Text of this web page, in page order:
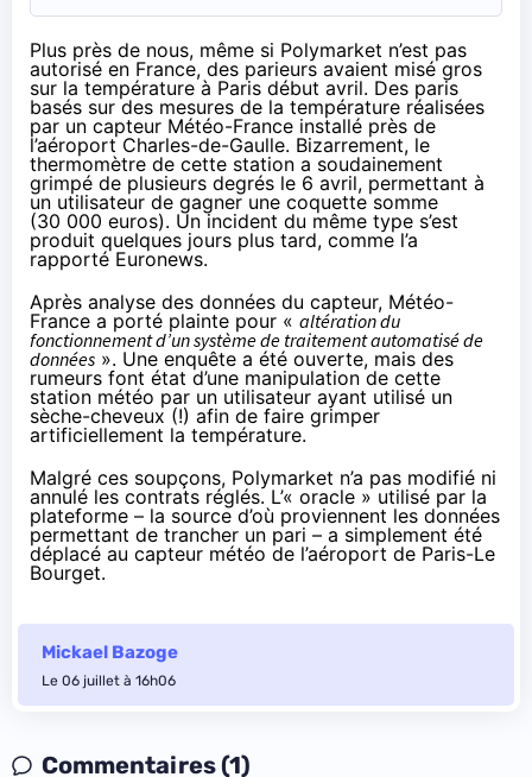
Plus près de nous, même si Polymarket n’est pas
autorisé en France, des parieurs avaient misé gros
sur la température à Paris début avril. Des paris
basés sur des mesures de la température réalisées
par un capteur Météo-France installé près de
l’aéroport Charles-de-Gaulle. Bizarrement, le
thermomètre de cette station a soudainement
grimpé de plusieurs degrés le 6 avril, permettant à
un utilisateur de gagner une coquette somme
(30 000 euros). Un incident du même type s’est
produit quelques jours plus tard, comme l’a
rapporté Euronews.
Après analyse des données du capteur, Météo-
France a porté plainte pour « altération du
fonctionnement d’un système de traitement automatisé de
données ». Une enquête a été ouverte, mais des
rumeurs font état d’une manipulation de cette
station météo par un utilisateur ayant utilisé un
sèche-cheveux (!) afin de faire grimper
artificiellement la température.
Malgré ces soupçons, Polymarket n’a pas modifié ni
annulé les contrats réglés. L’« oracle » utilisé par la
plateforme – la source d’où proviennent les données
permettant de trancher un pari – a simplement été
déplacé au capteur météo de l’aéroport de Paris-Le
Bourget.
Mickael Bazoge
Le 06 juillet à 16h06
Commentaires (1)